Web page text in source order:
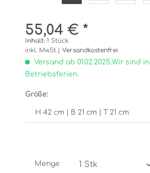
55,04 € *
Inhalt: 1 Stück
inkl. MwSt.| Versandkostenfrei
Versand ab 01.02.2025.Wir sind in
Betriebsferien.
Größe:
Menge